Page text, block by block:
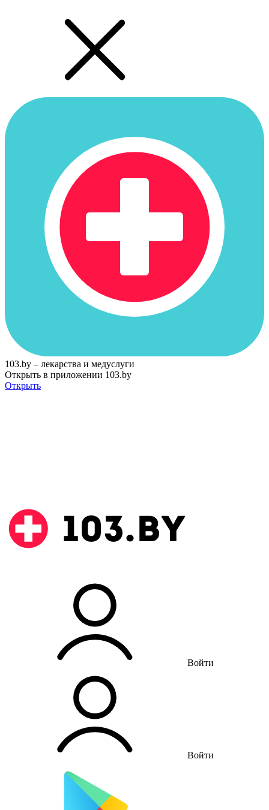
103.by – лекарства и медуслуги
Открыть в приложении 103.by
Открыть
Войти
Войти